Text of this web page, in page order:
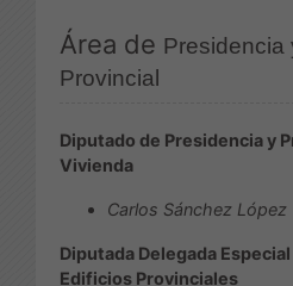
Área de Presidencia
Provincial
Diputado de Presidencia y
Vivienda
Carlos Sánchez López
Diputada Delegada
Edificios Provinciales